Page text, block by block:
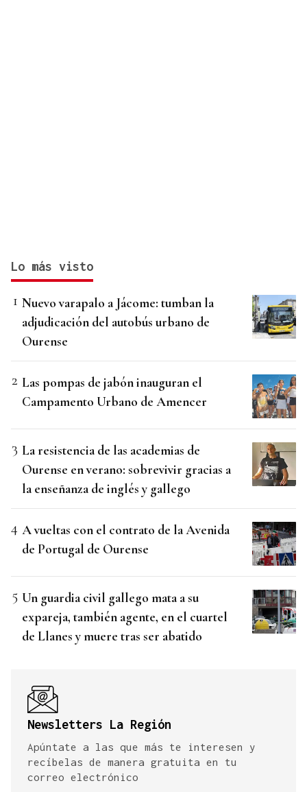
Lo más visto
Nuevo varapalo a Jácome: tumban la
adjudicación del autobús urbano de
Ourense
Las pompas de jabón inauguran el
Campamento Urbano de Amencer
La resistencia de las academias de
Ourense en verano: sobrevivir gracias a
la enseñanza de inglés y gallego
A vueltas con el contrato de la Avenida
de Portugal de Ourense
Un guardia civil gallego mata a su
expareja, también agente, en el cuartel
de Llanes y muere tras ser abatido
Newsletters La Región
Apúntate a las que más te interesen y
recíbelas de manera gratuita en tu
correo electrónico